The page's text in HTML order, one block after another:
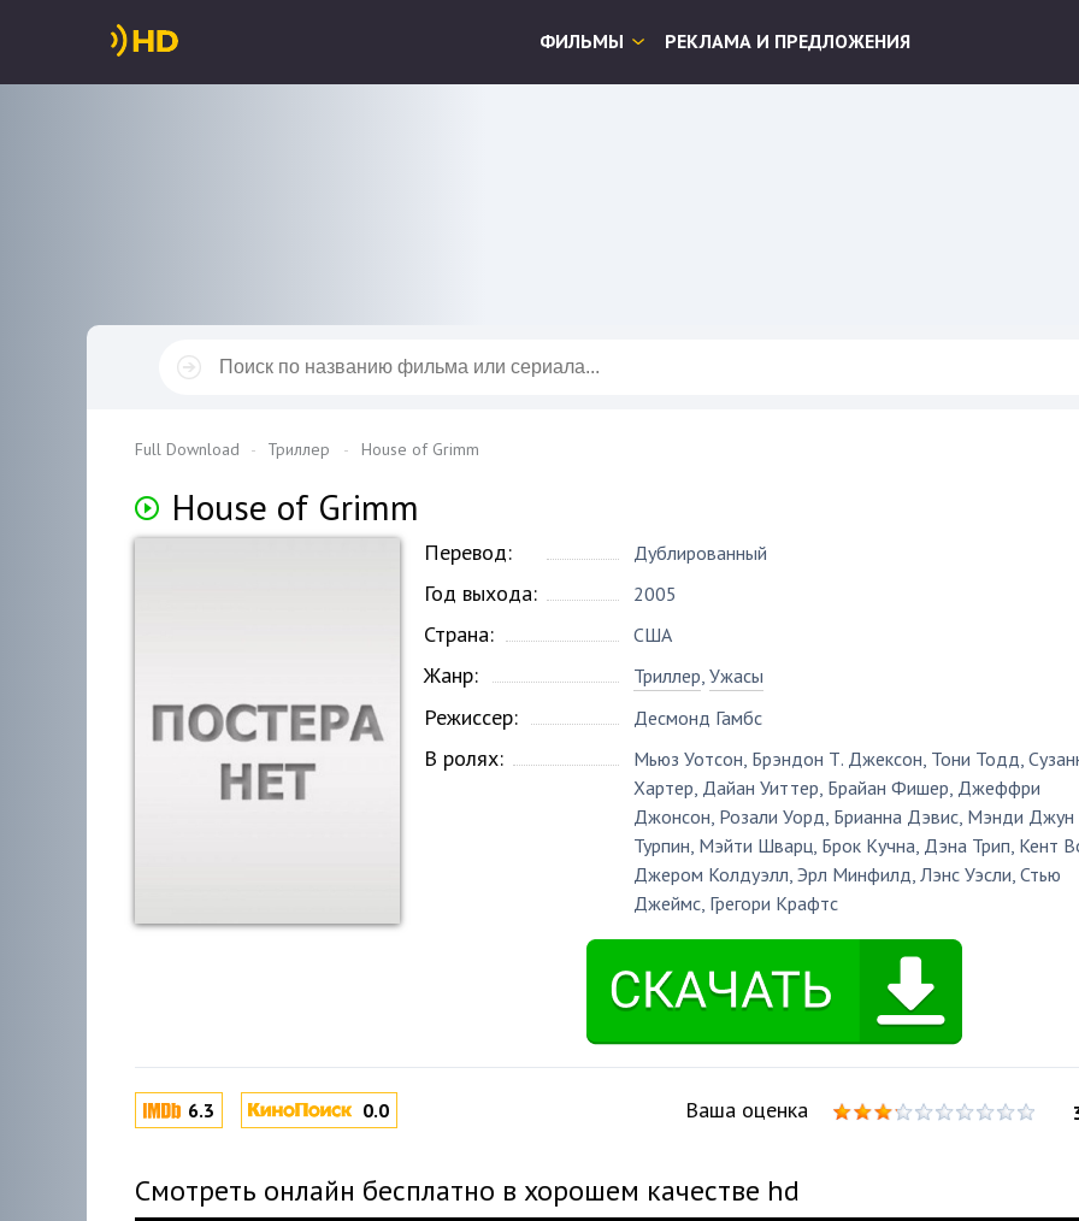
ФИЛЬМЫ РЕКЛАМА И ПРЕДЛОЖЕНИЯ
Full Download Триллер House of Grimm
House of Grimm
Перевод: Дублированный
Год выхода: 2005
Страна: США
Жанр: Триллер, Ужасы
Режиссер: Десмонд Гамбс
В ролях: Мьюз Уотсон, Брэндон Т. Джексон, Тони Тодд,
Хартер, Дайан Уиттер, Брайан Фишер, Джеффри
Джонсон, Розали Уорд, Брианна Дэвис, Мэнди Джун
Турпин, Мэйти Шварц, Брок Кучна, Дэна Трип, Кент
Джером Колдуэлл, Эрл Минфилд, Лэнс Уэсли, Стью
Джеймс, Грегори Крафтс
6.3 0.0 Ваша оценка
Смотреть онлайн бесплатно в хорошем качестве hd